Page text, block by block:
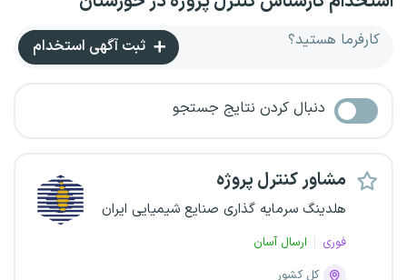
کارفرما هستید؟ ثبت آگهی استخدام
دنبال کردن نتایج جستجو
مشاور کنترل پروژه
هلدینگ سرمایه گذاری صنایع شیمیایی ایران
فوری
ارسال آسان
کل کشور